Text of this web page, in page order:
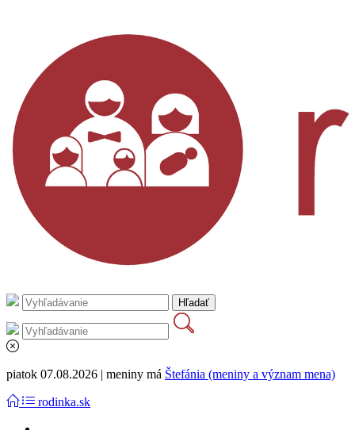
piatok 07.08.2026 | meniny má Štefánia (meniny a význam mena)
rodinka.sk